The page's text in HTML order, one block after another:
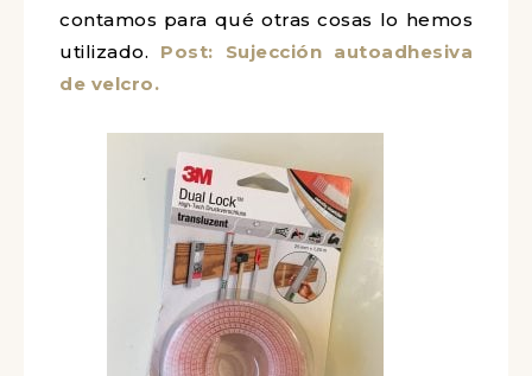
contamos para qué otras cosas lo hemos
utilizado. Post: Sujección autoadhesiva
de velcro.